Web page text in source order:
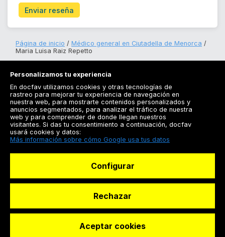
Enviar reseña
Página de inicio
Médico general en Ciutadella de Menorca
Maria Luisa Raiz Repetto
Registrarse
Docfav
© Dashboard Technologies S.L
Personalizamos tu experiencia
En docfav utilizamos cookies y otras tecnologías de
rastreo para mejorar tu experiencia de navegación en
nuestra web, para mostrarte contenidos personalizados y
anuncios segmentados, para analizar el tráfico de nuestra
web y para comprender de donde llegan nuestros
visitantes. Si das tu consentimiento a continuación, docfav
usará cookies y datos:
Más información sobre cómo Google usa tus datos
Configurar
Rechazar
Aceptar cookies